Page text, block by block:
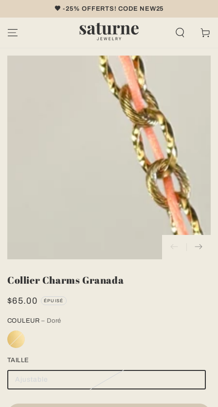
IGNORER LE🤎 -25% OFFERTS! CODE NEW25
Panier
Collier Charms Granada
Prix
$65.00 ÉPUISÉ
COULEUR– Doré
TAILLE
Ajustable